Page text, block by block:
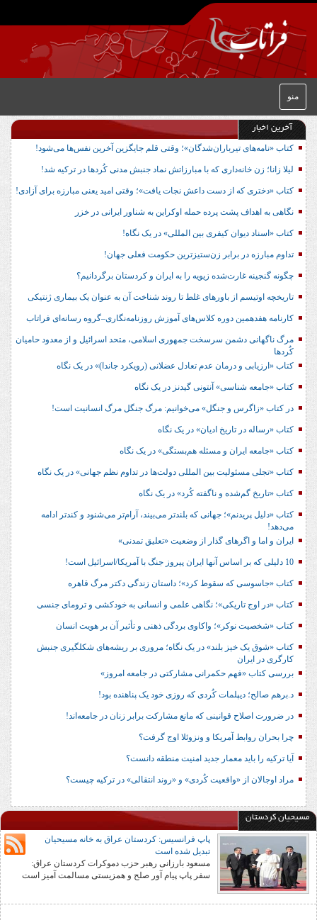
منو
آخرین اخبار
کتاب «نامه‌های تیرباران‌شدگان»؛ وقتی قلم جایگزین آخرین نفس‌ها می‌شود!
لیلا زانا؛ زن خانه‌داری که با مبارزاتش نماد جنبش مدنی کُردها در ترکیه شد!
کتاب «دختری که از دست داعش نجات یافت»؛ وقتی امید یعنی مبارزه برای آزادی!
نگاهی به اهداف پشت پرده حمله اوکراین به شناور ایرانی در خزر
کتاب «اسناد دیوان کیفری بین المللی» در یک نگاه!
تداوم مبارزه در برابر زن‌ستیزترین حکومت فعلی جهان!
چگونه گنجینه غارت‌شده زیویه را به ایران و کردستان برگردانیم؟
تاریخچه اوتیسم از باورهای غلط تا روند شناخت آن به عنوان یک بیماری ژنتیکی
کارنامه هفدهمین دوره کلاس‌های آموزش روزنامه‌نگاری–گروه رسانه‌ای فراتاب
مرگ ناگهانی دشمن سرسخت جمهوری اسلامی، متحد اسرائیل و از معدود حامیان
کُردها
کتاب «ارزیابی و درمان عدم تعادل عضلانی (رویکرد جاندا)» در یک نگاه
کتاب «جامعه شناسی» آنتونی گیدنز در یک نگاه
در کتاب «زاگرس و جنگل» می‌خوانیم: مرگ جنگل مرگ انسانیت است!
کتاب «رساله در تاریخ ادیان» در یک نگاه
کتاب «جامعه ایران و مسئله هم‌بستگی» در یک نگاه
کتاب «تجلی مسئولیت بین المللی دولت‌ها در تداوم نظم جهانی» در یک نگاه
کتاب «تاریخ گم‌شده و ناگفته کُرد» در یک نگاه
کتاب «دلیل پریدنم»؛ جهانی که بلندتر می‌بیند، آرام‌تر می‌شنود و کندتر ادامه
می‌دهد!
ایران و اما و اگرهای گذار از وضعیت «تعلیق تمدنی»
10 دلیلی که بر اساس آنها ایران پیروز جنگ با آمریکا/اسرائیل است!
کتاب «جاسوسی که سقوط کرد»؛ داستان زندگی دکتر مرگ قاهره
کتاب «در اوج تاریکی»؛ نگاهی علمی و انسانی به خودکشی و ترومای جنسی
کتاب «شخصیت نوکر»؛ واکاوی بردگی ذهنی و تأثیر آن بر هویت انسان
کتاب «شوق یک خیز بلند» در یک نگاه؛ مروری بر ریشه‌های شکل‎گیری جنبش
کارگری در ایران
بررسی کتاب «فهم حکمرانی مشارکتی در جامعه امروز»
د.برهم صالح؛ دیپلمات کُردی که روزی خود یک پناهنده بود!
در ضرورت اصلاح قوانینی که مانع مشارکت برابر زنان در جامعه‌اند!
چرا بحران روابط آمریکا و ونزوئلا اوج گرفت؟
آیا ترکیه را باید معمار جدید امنیت منطقه دانست؟
مراد اوجالان از «واقعیت کُردی» و «روند انتقالی» در ترکیه چیست؟
مسیحیان کردستان
پاپ فرانسیس: کردستان عراق به خانه مسیحیان
تبدیل شده است
مسعود بارزانی رهبر حزب دموکرات کردستان عراق:
سفر پاپ پیام آور صلح و همزیستی مسالمت آمیز است